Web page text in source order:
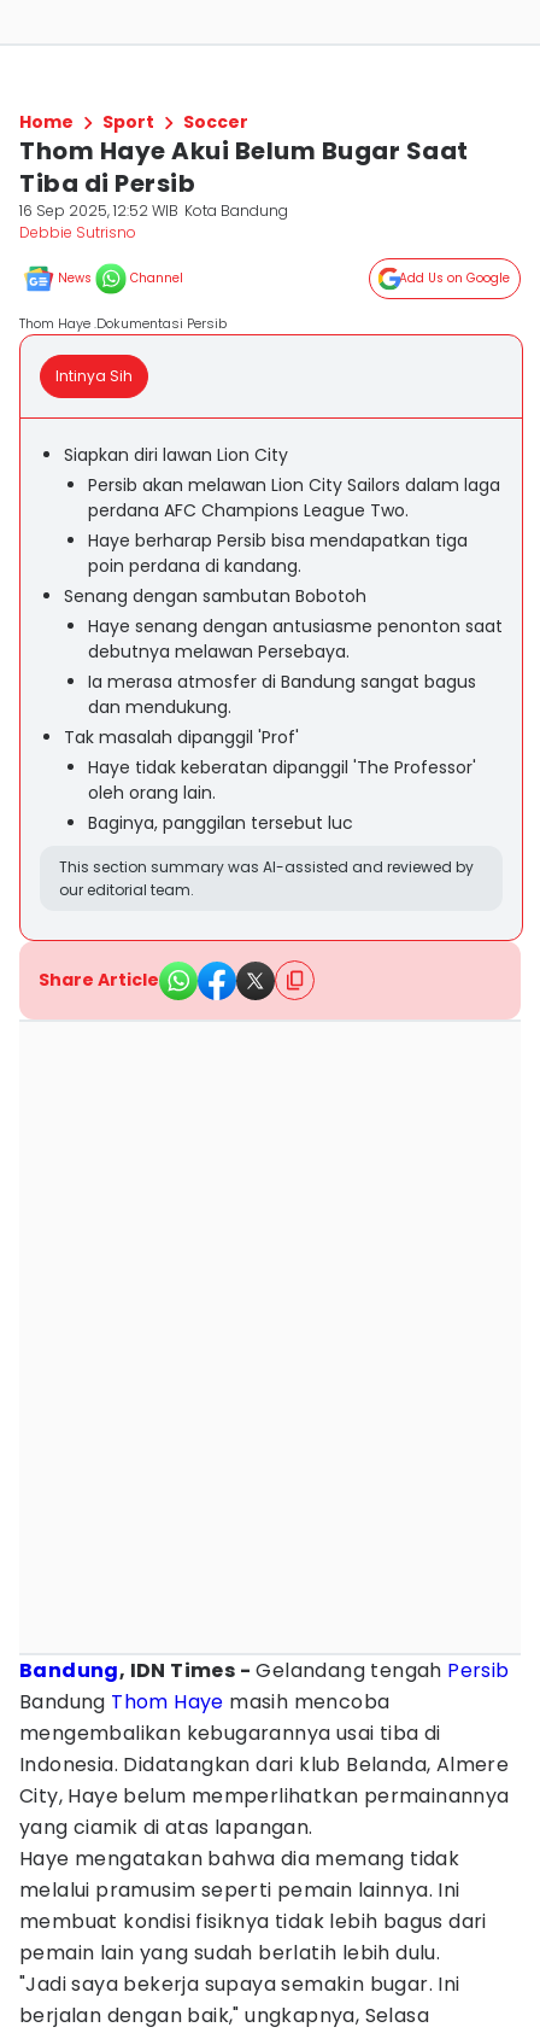
Home Sport Soccer
Thom Haye Akui Belum Bugar Saat
Tiba di Persib
16 Sep 2025, 12:52 WIB Kota Bandung
Debbie Sutrisno
News Channel Add Us on Google
Thom Haye .Dokumentasi Persib
Intinya Sih
Siapkan diri lawan Lion City
Persib akan melawan Lion City Sailors dalam laga
perdana AFC Champions League Two.
Haye berharap Persib bisa mendapatkan tiga
poin perdana di kandang.
Senang dengan sambutan Bobotoh
Haye senang dengan antusiasme penonton saat
debutnya melawan Persebaya.
Ia merasa atmosfer di Bandung sangat bagus
dan mendukung.
Tak masalah dipanggil 'Prof'
Haye tidak keberatan dipanggil 'The Professor'
oleh orang lain.
Baginya, panggilan tersebut luc
This section summary was AI-assisted and reviewed by
our editorial team.
Share Article
Bandung, IDN Times - Gelandang tengah Persib
Bandung Thom Haye masih mencoba
mengembalikan kebugarannya usai tiba di
Indonesia. Didatangkan dari klub Belanda, Almere
City, Haye belum memperlihatkan permainannya
yang ciamik di atas lapangan.
Haye mengatakan bahwa dia memang tidak
melalui pramusim seperti pemain lainnya. Ini
membuat kondisi fisiknya tidak lebih bagus dari
pemain lain yang sudah berlatih lebih dulu.
"Jadi saya bekerja supaya semakin bugar. Ini
berjalan dengan baik," ungkapnya, Selasa